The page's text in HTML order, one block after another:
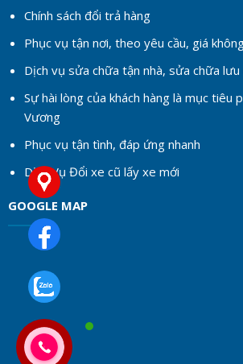
Chính sách đổi trả hàng
Phục vụ tận nơi, theo yêu cầu, giá
Dịch vụ sửa chữa tận nhà, sửa chữa
Sự hài lòng của khách hàng là mục tiêu
Vương
Phục vụ tận tình, đáp ứng nhanh
Dịch Vụ Đổi xe cũ lấy xe mới
GOOGLE MAP